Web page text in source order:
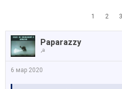
1 2 3
Paparazzy
☭
6 мар 2020